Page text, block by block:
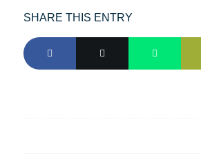
SHARE THIS ENTRY